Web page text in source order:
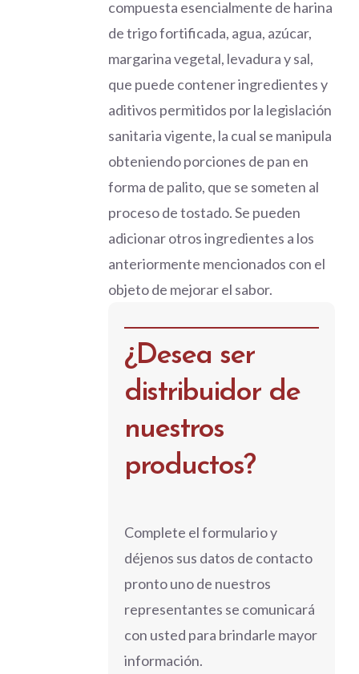
compuesta esencialmente de harina
de trigo fortificada, agua, azúcar,
margarina vegetal, levadura y sal,
que puede contener ingredientes y
aditivos permitidos por la legislación
sanitaria vigente, la cual se manipula
obteniendo porciones de pan en
forma de palito, que se someten al
proceso de tostado. Se pueden
adicionar otros ingredientes a los
anteriormente mencionados con el
objeto de mejorar el sabor.
¿Desea ser
distribuidor de
nuestros
productos?
Complete el formulario y
déjenos sus datos de contacto
pronto uno de nuestros
representantes se comunicará
con usted para brindarle mayor
información.